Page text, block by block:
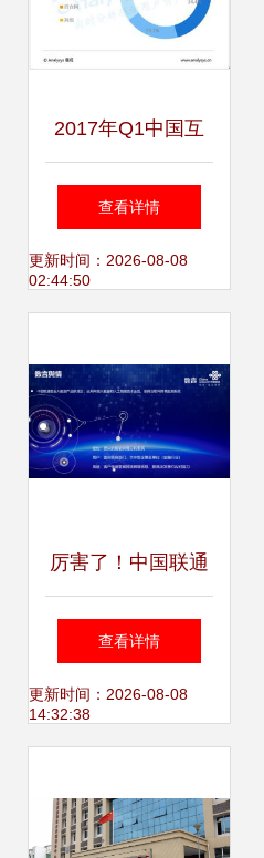
2017年Q1中国互
联网婚恋市场 规模
逼近十亿，双重挑
查看详情
更新时间：2026-08-08
02:44:50
厉害了！中国联通
金融大数据产品竟
然这么强！
查看详情
更新时间：2026-08-08
14:32:38